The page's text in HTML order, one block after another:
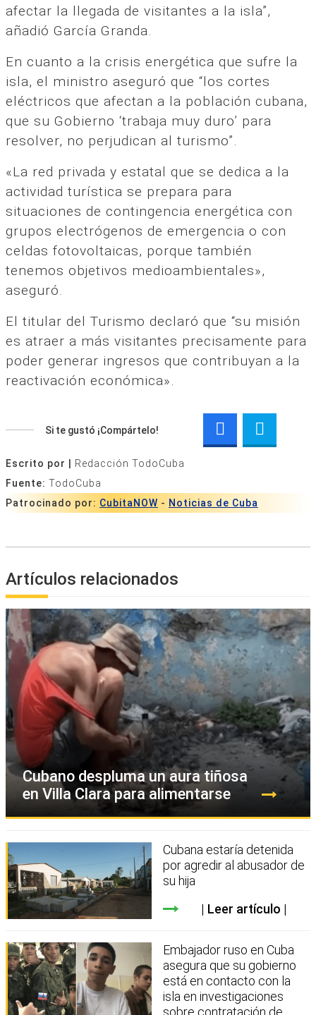
afectar la llegada de visitantes a la isla”,
añadió García Granda.
En cuanto a la crisis energética que sufre la
isla, el ministro aseguró que “los cortes
eléctricos que afectan a la población cubana,
que su Gobierno ‘trabaja muy duro’ para
resolver, no perjudican al turismo”.
«La red privada y estatal que se dedica a la
actividad turística se prepara para
situaciones de contingencia energética con
grupos electrógenos de emergencia o con
celdas fotovoltaicas, porque también
tenemos objetivos medioambientales»,
aseguró.
El titular del Turismo declaró que “su misión
es atraer a más visitantes precisamente para
poder generar ingresos que contribuyan a la
reactivación económica».
Si te gustó ¡Compártelo!
Escrito por |
Redacción TodoCuba
Fuente: TodoCuba
Patrocinado por: CubitaNOW - Noticias de Cuba
Artículos relacionados
Cubano despluma un aura tiñosa
en Villa Clara para alimentarse
Cubana estaría detenida
por agredir al abusador de
su hija
Leer artículo
Embajador ruso en Cuba
asegura que su gobierno
está en contacto con la
isla en investigaciones
sobre contratación de